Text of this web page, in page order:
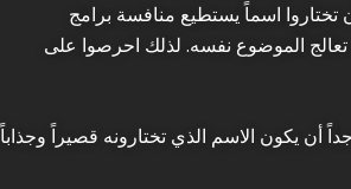
تختاروا اسماً يستطيع منافسة برامج
تعالج الموضوع نفسه. لذلك احرصوا على
أن يكون الاسم الذي تختارونه قصيراً وجذاباً